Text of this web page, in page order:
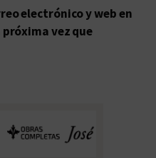
electrónico y web en
vez que